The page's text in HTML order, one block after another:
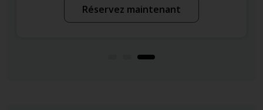
Réservez maintenant